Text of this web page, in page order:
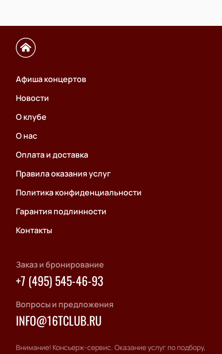
Афиша концертов
Новости
О клубе
О нас
Оплата и доставка
Правила оказания услуг
Политика конфиденциальности
Гарантия подлинности
Контакты
Внимание! Консьерж-сервис. Оказание услуг по подбору,
Заказ и бронирование
+7 (495) 545-46-93
Вопросы и предложения
INFO@16TCLUB.RU